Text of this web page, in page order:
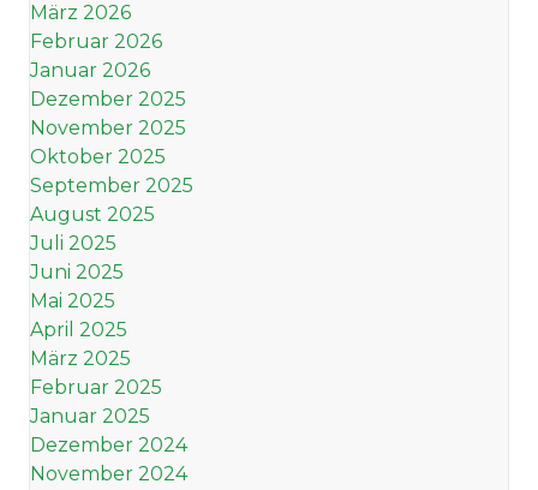
März 2026
Februar 2026
Januar 2026
Dezember 2025
November 2025
Oktober 2025
September 2025
August 2025
Juli 2025
Juni 2025
Mai 2025
April 2025
März 2025
Februar 2025
Januar 2025
Dezember 2024
November 2024